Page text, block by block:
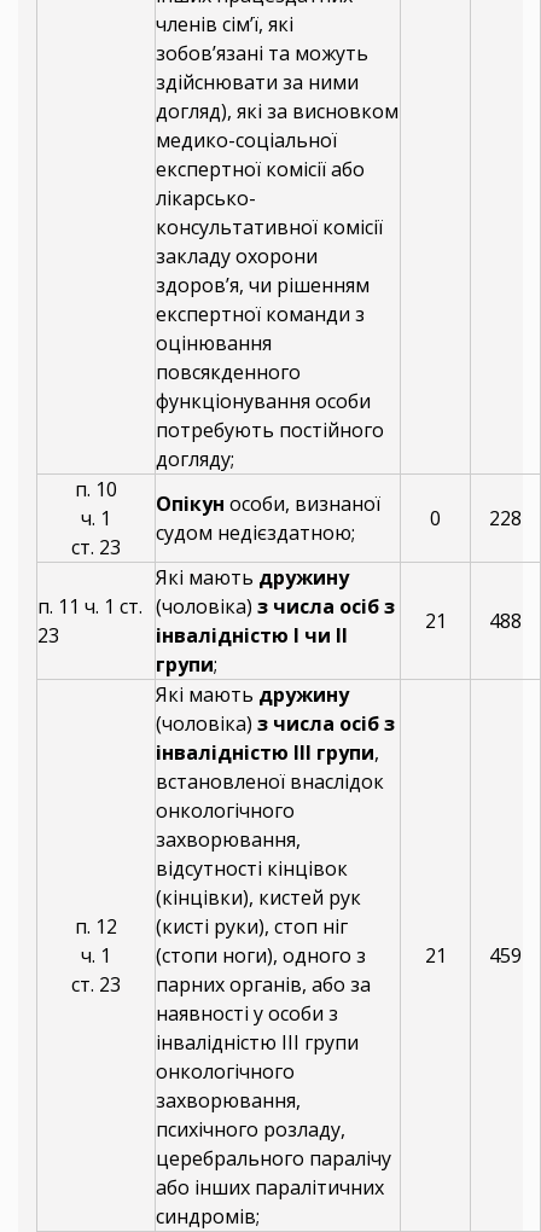
членів сім’ї, які
зобов’язані та можуть
здійснювати за ними
догляд), які за висновком
медико-соціальної
експертної комісії або
лікарсько-
консультативної комісії
закладу охорони
здоров’я, чи рішенням
експертної команди з
оцінювання
повсякденного
функціонування особи
потребують постійного
догляду;
п. 10
ч. 1
ст. 23
Опікун особи, визнаної
судом недієздатною;
0 228
п. 11 ч. 1 ст.
23
Які мають дружину
(чоловіка) з числа осіб з
інвалідністю I чи II
групи;
21 488
п. 12
ч. 1
ст. 23
Які мають дружину
(чоловіка) з числа осіб з
інвалідністю III групи,
встановленої внаслідок
онкологічного
захворювання,
відсутності кінцівок
(кінцівки), кистей рук
(кисті руки), стоп ніг
(стопи ноги), одного з
парних органів, або за
наявності у особи з
інвалідністю III групи
онкологічного
захворювання,
психічного розладу,
церебрального паралічу
або інших паралітичних
синдромів;
21 459